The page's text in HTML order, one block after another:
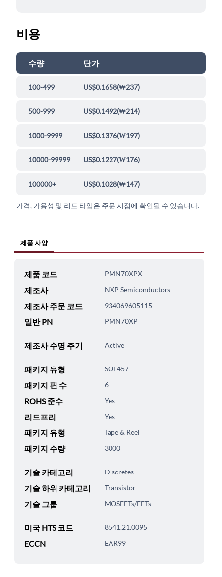
비용
수량 단가
100-499 US$0.1658(₩237)
500-999 US$0.1492(₩214)
1000-9999 US$0.1376(₩197)
10000-99999 US$0.1227(₩176)
100000+ US$0.1028(₩147)
가격, 가용성 및 리드 타임은 주문 시점에 확인될 수 있습니다.
제품 사양
제품 코드 PMN70XPX
제조사 NXP Semiconductors
제조사 주문 코드 934069605115
일반 PN PMN70XP
제조사 수명 주기 Active
패키지 유형 SOT457
패키지 핀 수 6
ROHS 준수 Yes
리드프리 Yes
패키지 유형 Tape & Reel
패키지 수량 3000
기술 카테고리 Discretes
기술 하위 카테고리 Transistor
기술 그룹 MOSFETs/FETs
미국 HTS 코드 8541.21.0095
ECCN EAR99